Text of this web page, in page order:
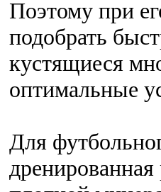
Поэтому при
подобрать
кустящиеся
оптимальные
Для